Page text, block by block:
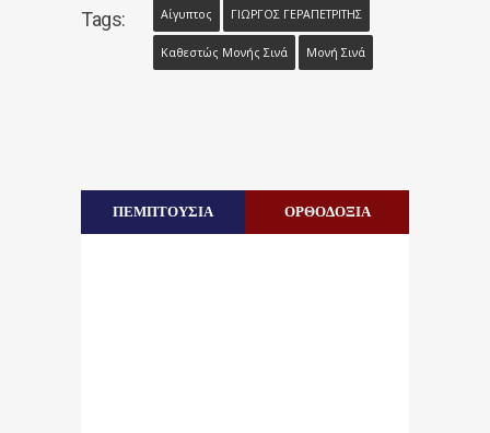
Tags: Αίγυπτος ΓΙΩΡΓΟΣ ΓΕΡΑΠΕΤΡΙΤΗΣ
Καθεστώς Μονής Σινά Μονή Σινά
ΠΕΜΠΤΟΥΣΙΑ ΟΡΘΟΔΟΞΙΑ